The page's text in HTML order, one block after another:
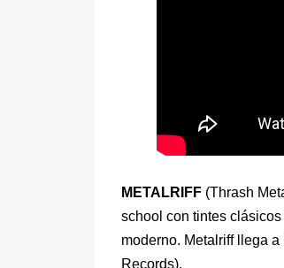
METALRIFF (Thrash
school con tintes
moderno. Metalriff llega
Records).